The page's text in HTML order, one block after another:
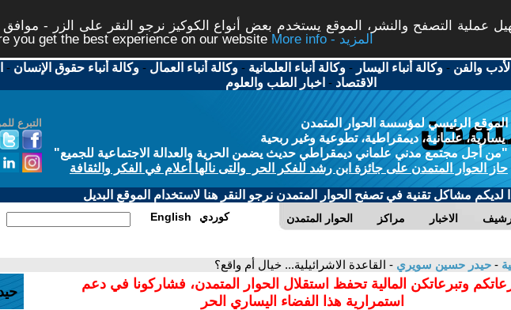
عملية التصفح والنشر، الموقع يستخدم بعض أنواع الكوكيز نرجو النقر على الزر -
you get the best experience on our website
More info - المزيد
والفن -وكالة أنباء اليسار -وكالة أنباء العلمانية -وكالة أنباء العمال -وكالة أنباء حقوق الإنسان -
الاقتصاد - اخبار الطب والعلوم
التبرع
الموقع الرئيسي لمؤسسة الحوار المتمدن
يسارية، علمانية، ديمقراطية، تطوعية وغير ربحية
"من أجل مجتمع مدني علماني ديمقراطي حديث يضمن الحرية والعدالة الاجتماعية للجميع"
حاز الحوار المتمدن على جائزة ابن رشد للفكر الحر والتى نالها أعلام في الفكر والثقافة
لديكم مشاكل تقنية في تصفح الحوار المتمدن نرجو النقر هنا لاستخدام الموقع البديل
الحوار المتمدن مراكز الاخبار English كوردي
- حيدر حسين سويري - القاعدة الاشرائيلية... خيال أم واقع؟
وتبرعاتكن المالية تحفظ استقلال الحوار المتمدن، فشاركونا في دعم
استمرارية هذا الفضاء اليساري الحر